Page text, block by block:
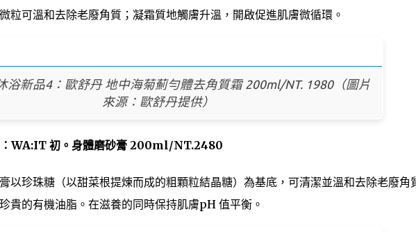
粒可溫和去除老廢角質；凝霜質地觸膚升溫，開啟促進肌膚微循環。
浴新品4：歐舒丹 地中海菊薊勻體去角質霜 200ml/NT. 1980（圖片
來源：歐舒丹提供）
：WA:IT 初。身體磨砂膏 200ml/NT.2480
以珍珠糖（以甜菜根提煉而成的粗顆粒結晶糖）為基底，可清潔並溫和去除老廢角
貴的有機油脂。在滋養的同時保持肌膚pH 值平衡。